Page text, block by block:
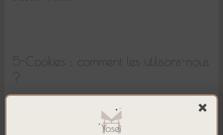
5-Cookies : comment les utilisons-nous
?
Un cookie est un fichier texte susceptible d’être déposé
dans un terminal lors de la